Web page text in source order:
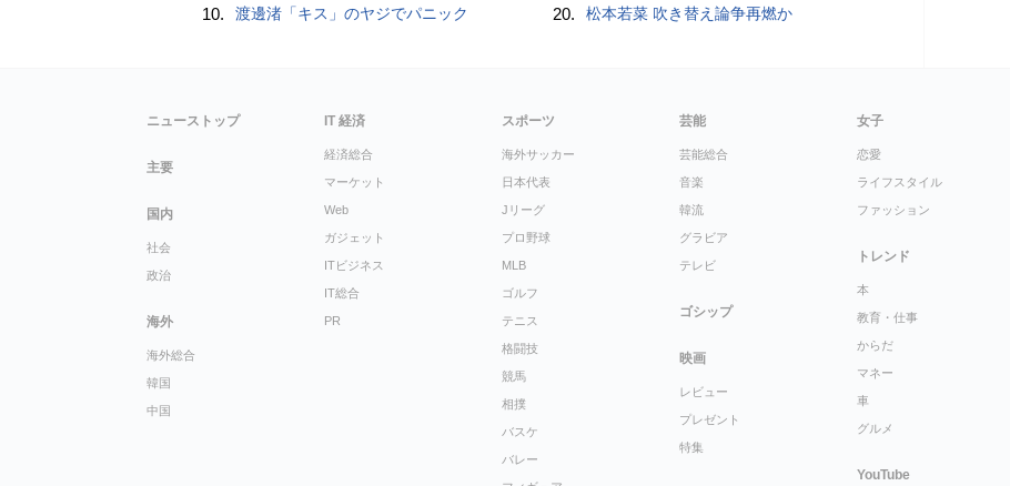
10. 渡邊渚「キス」のヤジでパニック 20. 松本若菜 吹き替え論争再燃か
ニューストップ
主要
国内
社会
政治
海外
海外総合
韓国
中国
IT 経済
経済総合
マーケット
Web
ガジェット
ITビジネス
IT総合
PR
スポーツ
海外サッカー
日本代表
Jリーグ
プロ野球
MLB
ゴルフ
テニス
格闘技
競馬
相撲
バスケ
バレー
芸能
芸能総合
音楽
韓流
グラビア
テレビ
ゴシップ
映画
レビュー
プレゼント
特集
女子
恋愛
ライフスタイル
ファッション
トレンド
本
教育・仕事
からだ
マネー
車
グルメ
YouTube